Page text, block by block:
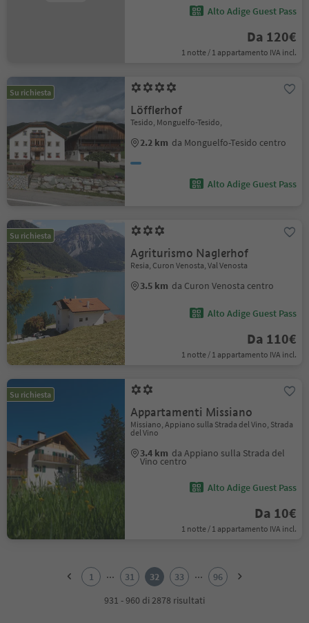
Alto Adige Guest Pass
Da 120€
1 notte / 1 appartamento IVA incl.
Su richiesta
Löfflerhof
Tesido, Monguelfo-Tesido,
2.2 km da Monguelfo-Tesido centro
Alto Adige Guest Pass
Su richiesta
Agriturismo Naglerhof
Resia, Curon Venosta, Val Venosta
3.5 km da Curon Venosta centro
Alto Adige Guest Pass
Da 110€
1 notte / 1 appartamento IVA incl.
Su richiesta
Appartamenti Missiano
Missiano, Appiano sulla Strada del Vino, Strada
del Vino
3.4 km da Appiano sulla Strada del
Vino centro
Alto Adige Guest Pass
Da 10€
1 notte / 1 appartamento IVA incl.
1 ... 31 32 33 ...
96
931 - 960 di 2878 risultati